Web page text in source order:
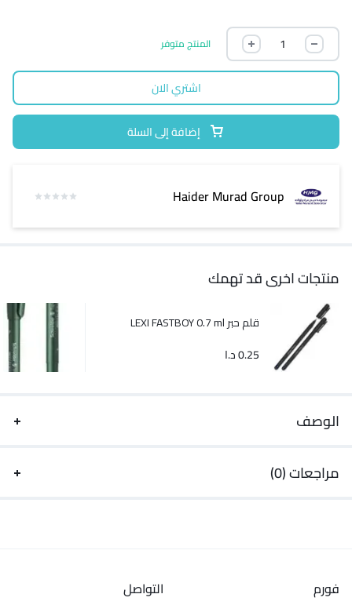
المنتج متوفر
إضافة إلى السلة
اشتري الان
Haider Murad Group
منتجات اخرى قد تهمك
قلم حبر LEXI FASTBOY 0.7 ml
0.25د.ا
الوصف
مراجعات (0)
فورم التواصل